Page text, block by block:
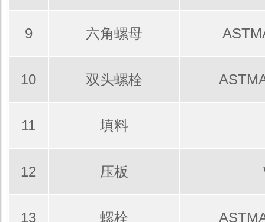
9 六角螺母
10 双头螺栓
11 填料
12 压板
13 螺栓